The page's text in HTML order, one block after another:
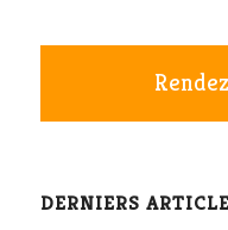
DERNIERS